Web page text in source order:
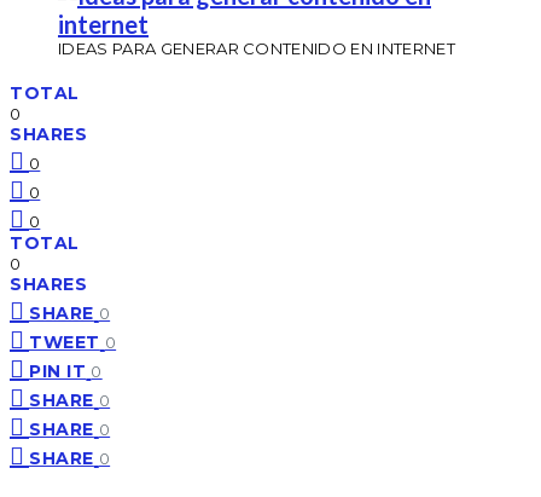
IDEAS PARA GENERAR CONTENIDO EN INTERNET
TOTAL
0
SHARES
0
0
0
TOTAL
0
SHARES
SHARE 0
TWEET 0
PIN IT 0
SHARE 0
SHARE 0
SHARE 0